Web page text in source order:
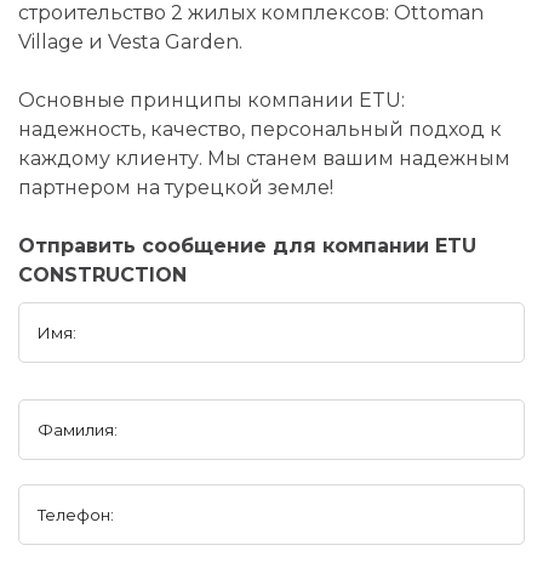
строительство 2 жилых комплексов: Ottoman
Village и Vesta Garden.
Основные принципы компании ETU:
надежность, качество, персональный подход к
каждому клиенту. Мы станем вашим надежным
партнером на турецкой земле!
Отправить сообщение для компании ETU
CONSTRUCTION
Имя:
Фамилия:
Телефон: